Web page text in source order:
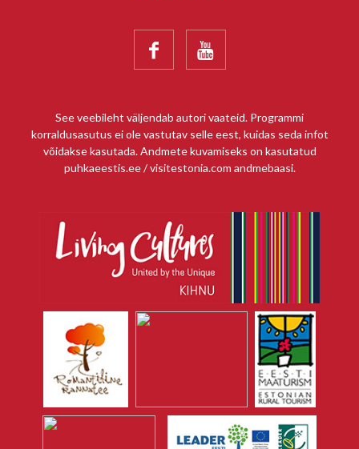
 
See veebileht väljendab autori vaateid. Programmi
korraldusasutus ei ole vastutav selle eest, kuidas seda infot
võidakse kasutada. Andmete kuvamiseks on kasutatud
puhkaeestis.ee / visitestonia.com andmebaasi.